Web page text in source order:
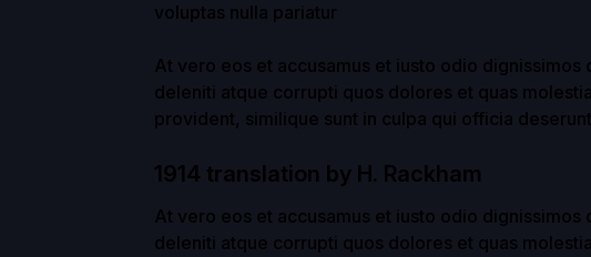
voluptas nulla pariatur
At vero eos et accusamus et iusto odio
deleniti atque corrupti quos dolores et quas
provident, similique sunt in culpa qui officia
1914 translation by H. Rackham
At vero eos et accusamus et iusto odio
deleniti atque corrupti quos dolores et quas